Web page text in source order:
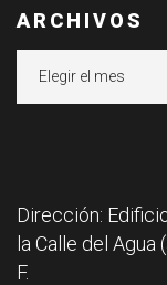
ARCHIVOS
Dirección:
la Calle del Agua
F.